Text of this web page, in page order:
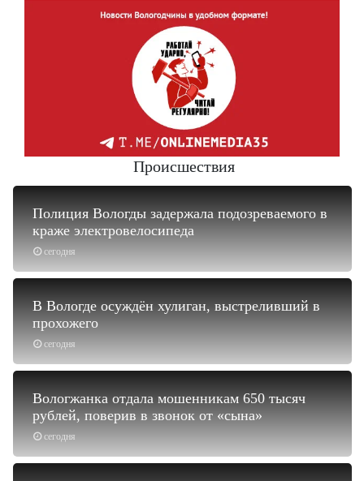
Происшествия
сегодня
Полиция Вологды задержала подозреваемого в
краже электровелосипеда
сегодня
В Вологде осуждён хулиган, выстреливший в
прохожего
сегодня
Вологжанка отдала мошенникам 650 тысяч
рублей, поверив в звонок от «сына»